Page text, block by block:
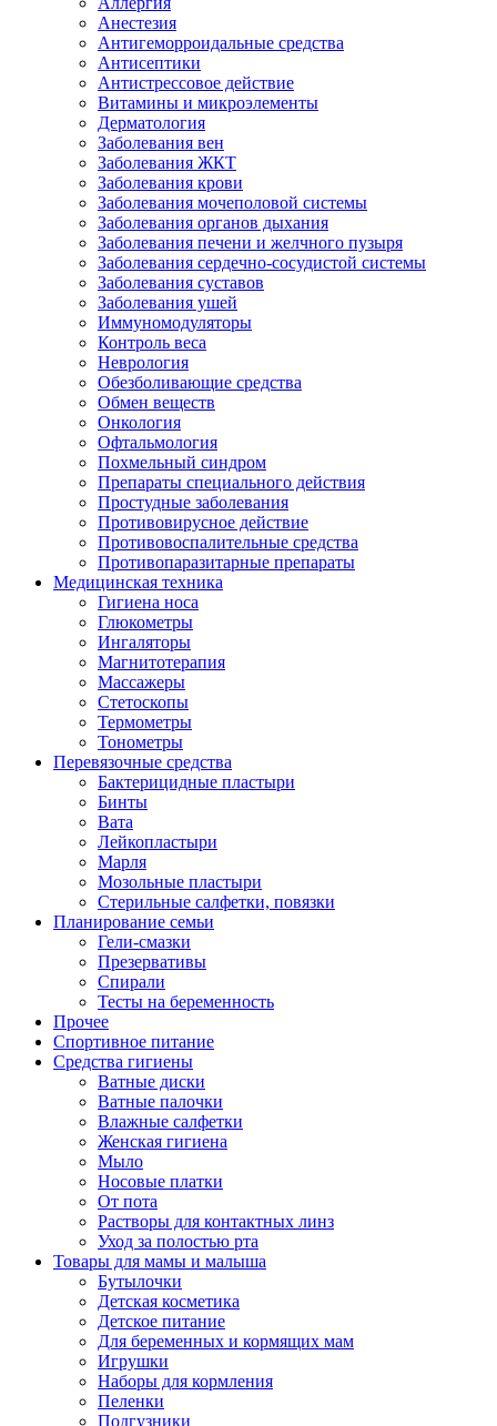
Анестезия
Антигеморроидальные средства
Антисептики
Антистрессовое действие
Витамины и микроэлементы
Дерматология
Заболевания вен
Заболевания ЖКТ
Заболевания крови
Заболевания мочеполовой системы
Заболевания органов дыхания
Заболевания печени и желчного пузыря
Заболевания сердечно-сосудистой системы
Заболевания суставов
Заболевания ушей
Иммуномодуляторы
Контроль веса
Неврология
Обезболивающие средства
Обмен веществ
Онкология
Офтальмология
Похмельный синдром
Препараты специального действия
Простудные заболевания
Противовирусное действие
Противовоспалительные средства
Противопаразитарные препараты
Медицинская техника
Гигиена носа
Глюкометры
Ингаляторы
Магнитотерапия
Массажеры
Стетоскопы
Термометры
Тонометры
Перевязочные средства
Бактерицидные пластыри
Бинты
Вата
Лейкопластыри
Марля
Мозольные пластыри
Стерильные салфетки, повязки
Планирование семьи
Гели-смазки
Презервативы
Спирали
Тесты на беременность
Прочее
Спортивное питание
Средства гигиены
Ватные диски
Ватные палочки
Влажные салфетки
Женская гигиена
Мыло
Носовые платки
От пота
Растворы для контактных линз
Уход за полостью рта
Товары для мамы и малыша
Бутылочки
Детская косметика
Детское питание
Для беременных и кормящих мам
Игрушки
Наборы для кормления
Пеленки
Подгузники